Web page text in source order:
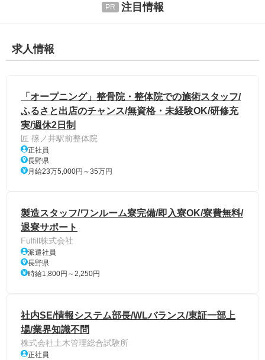
注目情報
求人情報
「オープニング」整骨院・整体院での施術スタッフ/
ふるさと出店のチャンス/無資格・未経験OK/研修充
実/週休2日制
匠 篠ノ井駅前整体院
正社員
長野県
月給23万5,000円～35万円
製造スタッフ/ワンルーム寮完備/即入寮OK/寮費無料/
退寮サポート
Fulfill株式会社
派遣社員
長野県
時給1,800円～2,250円
社内SE/情報システム部長/WLバランス/東証一部上
場/業界知識不問
株式会社土木管理総合試験所
正社員